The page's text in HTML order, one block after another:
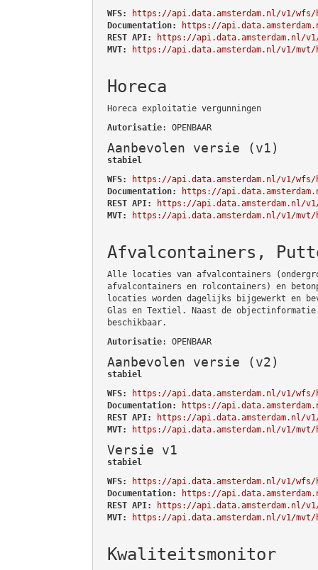
WFS:
https://api.data.amsterdam.nl/v1/wfs/
Documentation:
https://
REST API:
https://api.data.amsterdam.nl/
MVT:
https://api.data.amsterdam.nl/v1/mvt/
Horeca
Horeca exploitatie vergunningen
Autorisatie: OPENBAAR
Aanbevolen versie (v1)
stabiel
WFS:
https://api.data.amsterdam.nl/v1/wfs/
Documentation:
https://
REST API:
https://api.data.amsterdam.nl/
MVT:
https://api.data.amsterdam.nl/v1/mvt/
Afvalcontainers,
Alle locaties van afvalcontainers
afvalcontainers en rolcontainers) en
locaties worden dagelijks bijgewerkt en
Glas en Textiel. Naast de objectinformatie
beschikbaar.
Autorisatie: OPENBAAR
Aanbevolen versie (v2)
stabiel
WFS:
https://api.data.amsterdam.nl/v1/
Documentation:
https://
REST API:
https://api.data.amsterdam.nl/
MVT:
https://api.data.amsterdam.nl/v1/
Versie v1
stabiel
WFS:
https://api.data.amsterdam.nl/v1/
Documentation:
https://
REST API:
https://api.data.amsterdam.nl/
MVT:
https://api.data.amsterdam.nl/v1/
Kwaliteitsmonitor